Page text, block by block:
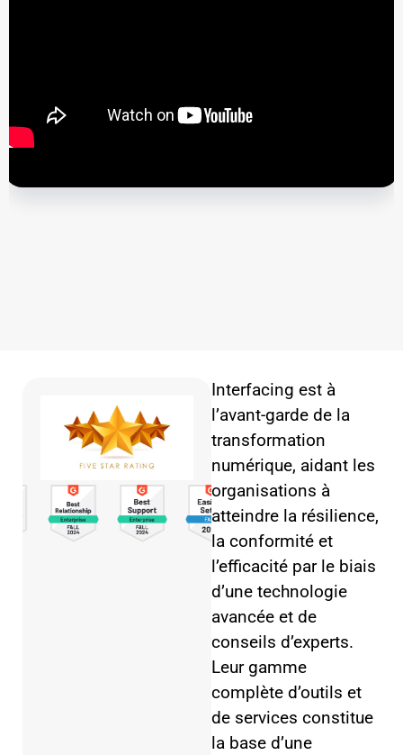
Interfacing est à
l’avant-garde de la
transformation
numérique, aidant les
organisations à
atteindre la résilience,
la conformité et
l’efficacité par le biais
d’une technologie
avancée et de
conseils d’experts.
Leur gamme
complète d’outils et
de services constitue
la base d’une